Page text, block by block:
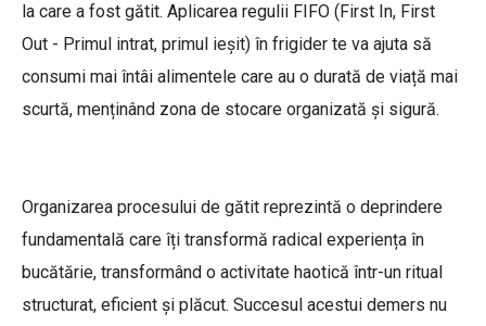
la care a fost gătit. Aplicarea regulii FIFO (First In, First
Out - Primul intrat, primul ieșit) în frigider te va ajuta să
consumi mai întâi alimentele care au o durată de viață mai
scurtă, menținând zona de stocare organizată și sigură.
Organizarea procesului de gătit reprezintă o deprindere
fundamentală care îți transformă radical experiența în
bucătărie, transformând o activitate haotică într-un ritual
structurat, eficient și plăcut. Succesul acestui demers nu